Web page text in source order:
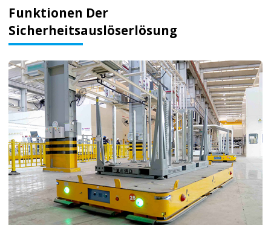
Funktionen Der
Sicherheitsauslöserlösung